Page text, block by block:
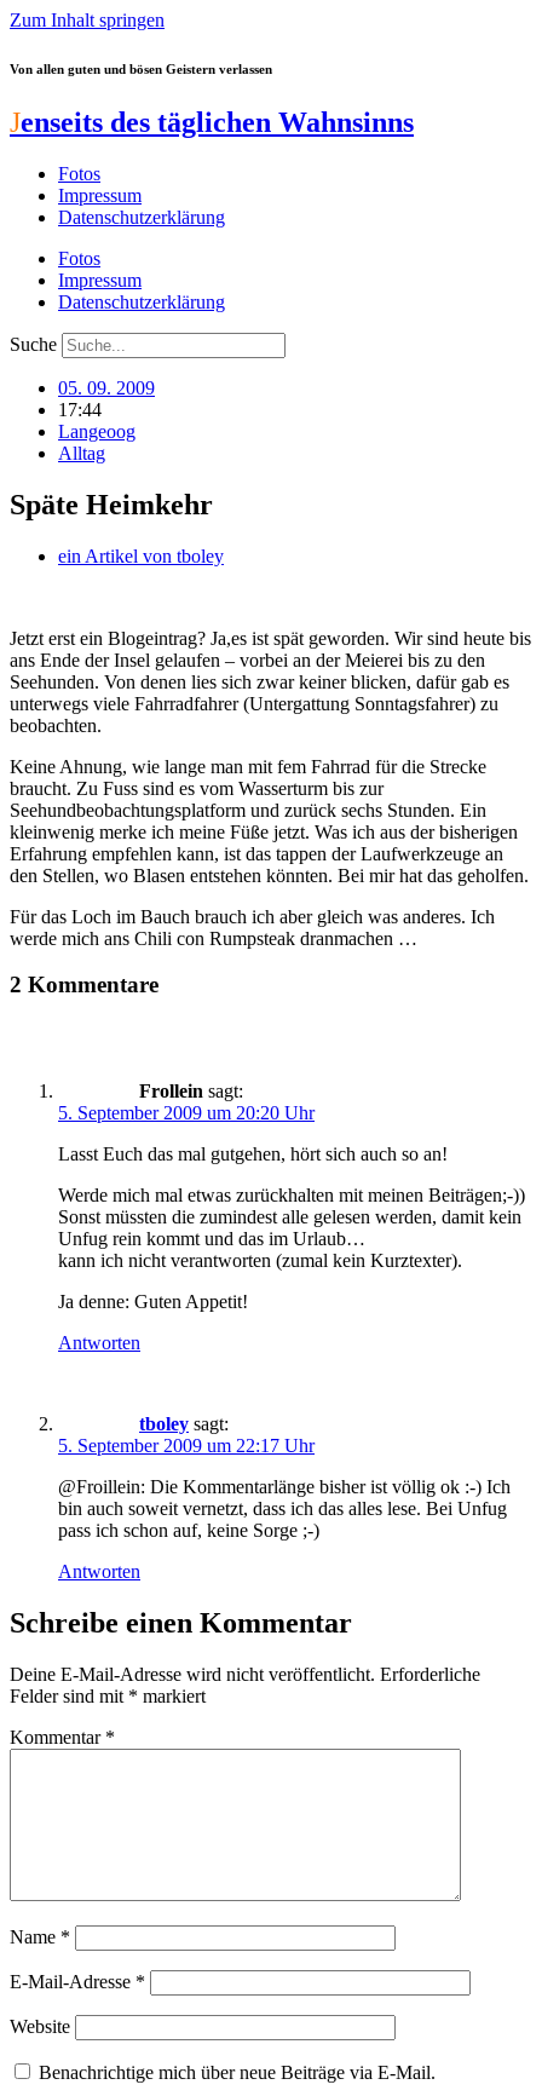
Zum Inhalt springen
Von allen guten und bösen Geistern verlassen
Jenseits des täglichen Wahnsinns
Fotos
Impressum
Datenschutzerklärung
Fotos
Impressum
Datenschutzerklärung
Suche
05. 09. 2009
17:44
Langeoog
Alltag
Späte Heimkehr
ein Artikel von tboley
Jetzt erst ein Blogeintrag? Ja,es ist spät geworden. Wir sind heute bis
ans Ende der Insel gelaufen – vorbei an der Meierei bis zu den
Seehunden. Von denen lies sich zwar keiner blicken, dafür gab es
unterwegs viele Fahrradfahrer (Untergattung Sonntagsfahrer) zu
beobachten.
Keine Ahnung, wie lange man mit fem Fahrrad für die Strecke
braucht. Zu Fuss sind es vom Wasserturm bis zur
Seehundbeobachtungsplatform und zurück sechs Stunden. Ein
kleinwenig merke ich meine Füße jetzt. Was ich aus der bisherigen
Erfahrung empfehlen kann, ist das tappen der Laufwerkzeuge an
den Stellen, wo Blasen entstehen könnten. Bei mir hat das geholfen.
Für das Loch im Bauch brauch ich aber gleich was anderes. Ich
werde mich ans Chili con Rumpsteak dranmachen …
2 Kommentare
Frollein sagt:
5. September 2009 um 20:20 Uhr
Lasst Euch das mal gutgehen, hört sich auch so an!
Werde mich mal etwas zurückhalten mit meinen Beiträgen;-))
Sonst müssten die zumindest alle gelesen werden, damit kein
Unfug rein kommt und das im Urlaub…
kann ich nicht verantworten (zumal kein Kurztexter).
Ja denne: Guten Appetit!
Antworten
tboley sagt:
5. September 2009 um 22:17 Uhr
@Froillein: Die Kommentarlänge bisher ist völlig ok :-) Ich
bin auch soweit vernetzt, dass ich das alles lese. Bei Unfug
pass ich schon auf, keine Sorge ;-)
Antworten
Schreibe einen Kommentar
Deine E-Mail-Adresse wird nicht veröffentlicht. Erforderliche
Felder sind mit * markiert
Kommentar *
Name *
E-Mail-Adresse *
Website
Benachrichtige mich über neue Beiträge via E-Mail.